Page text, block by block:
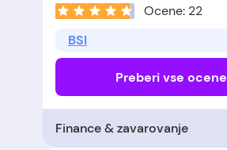
Ocene: 22
BSI
Preberi vse ocene
Finance & zavarovanje